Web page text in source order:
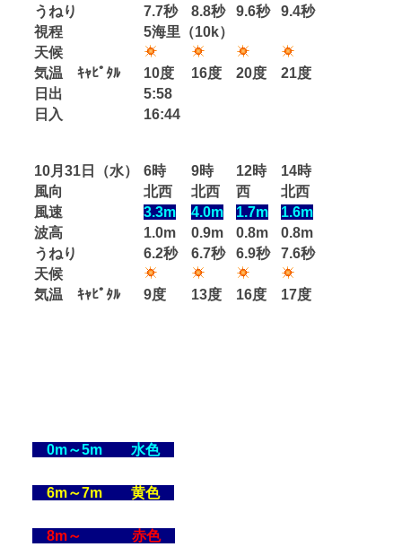
うねり
7.7秒 8.8秒 9.6秒
9.4秒
視程
5海里（10k）
天候
気温 ｷｬﾋﾟﾀﾙ
10度 16度 20度
21度
日出
5:58
日入
16:44
10月31日（水） 6時 9時 12時
14時
風向
北西 北西 西
北西
風速
3.3m 4.0m 1.7m
1.6m
波高
1.0m 0.9m 0.8m
0.8m
うねり
6.2秒 6.7秒 6.9秒
7.6秒
天候
気温 ｷｬﾋﾟﾀﾙ
9度 13度 16度 17度
0m～5m 水色
6m～7m 黄色
8m～ 赤色